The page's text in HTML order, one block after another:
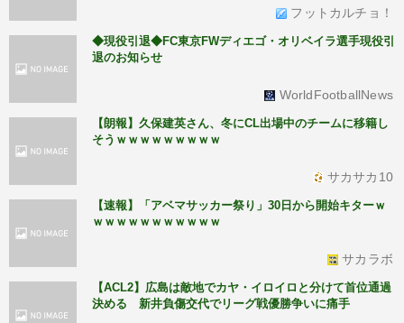
フットカルチョ！
◆現役引退◆FC東京FWディエゴ・オリベイラ選手現役引
退のお知らせ
WorldFootballNews
【朗報】久保建英さん、冬にCL出場中のチームに移籍し
そうｗｗｗｗｗｗｗｗｗ
サカサカ10
【速報】「アベマサッカー祭り」30日から開始キターｗ
ｗｗｗｗｗｗｗｗｗｗｗ
サカラボ
【ACL2】広島は敵地でカヤ・イロイロと分けて首位通過
決める 新井負傷交代でリーグ戦優勝争いに痛手